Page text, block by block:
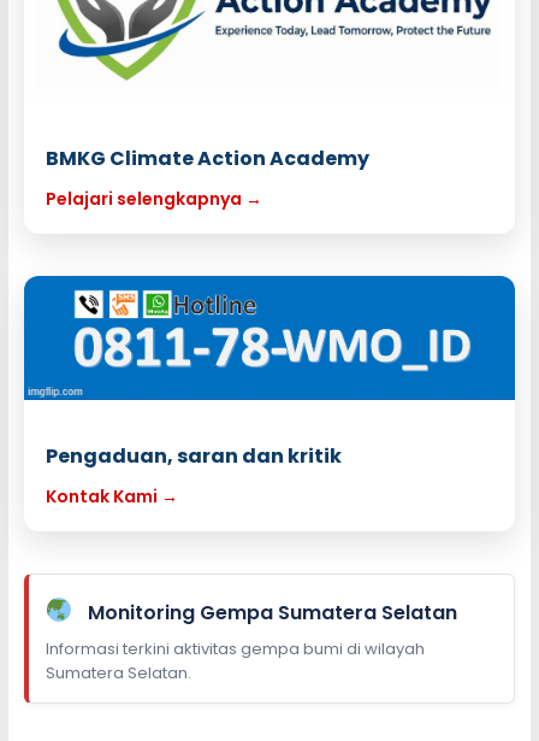
BMKG Climate Action Academy
Pelajari selengkapnya →
Pengaduan, saran dan kritik
Kontak Kami →
Monitoring Gempa Sumatera Selatan
Informasi terkini aktivitas gempa bumi di wilayah
Sumatera Selatan.